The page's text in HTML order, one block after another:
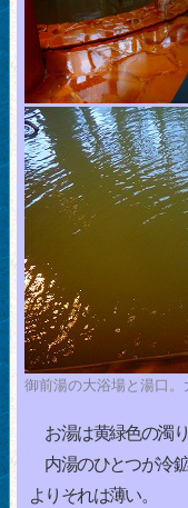
御前湯の大浴場と湯口。
お湯は黄緑色の濁り
内湯のひとつが冷
よりそれは薄い。